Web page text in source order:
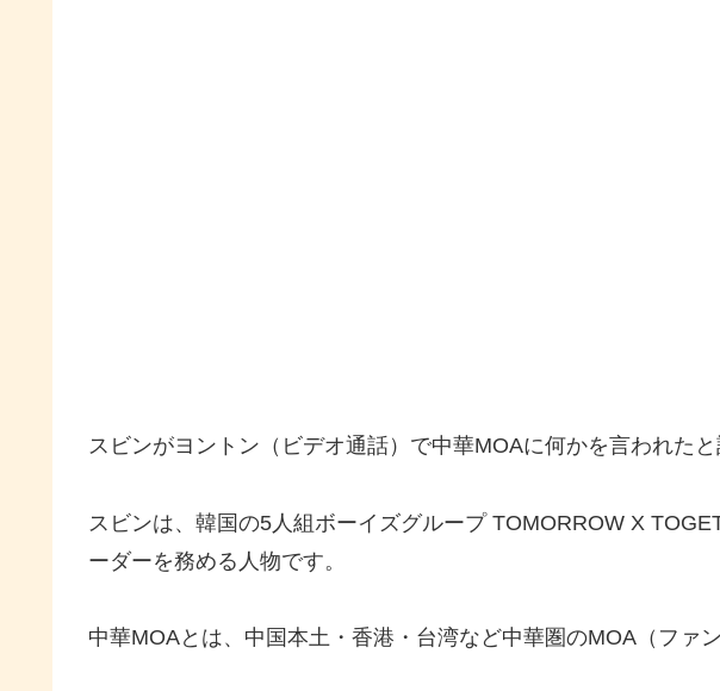
スビンがヨントン（ビデオ通話）で中華MOAに何かを言われたと
スビンは、韓国の5人組ボーイズグループ TOMORROW X
ーダーを務める人物です。
中華MOAとは、中国本土・香港・台湾など中華圏のMOA（ファ